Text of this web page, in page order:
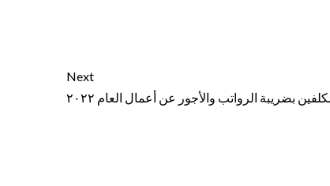
Next
بضريبة الرواتب والأجور عن أعمال العام ٢٠٢٢